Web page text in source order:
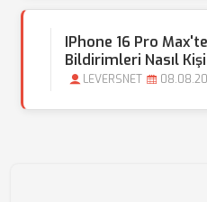
IPhone 16 Pro
Bildirimleri Nasıl
LEVERSNET